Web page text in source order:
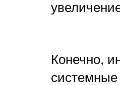
Конечно,
системные